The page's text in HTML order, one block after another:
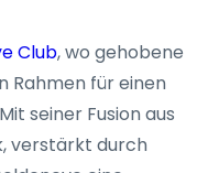
Club, wo gehobene
Rahmen für einen
seiner Fusion aus
verstärkt durch